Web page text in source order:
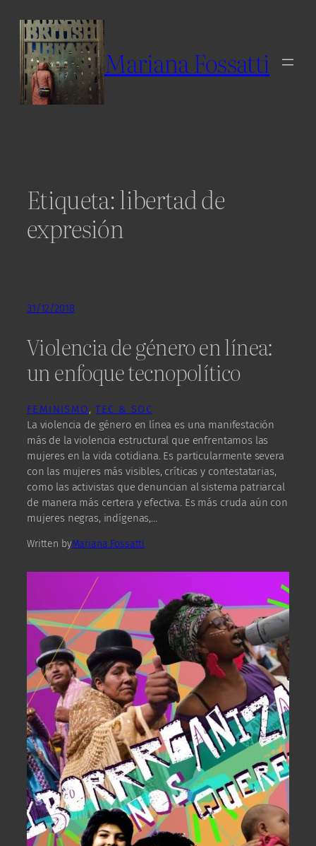
content
Mariana Fossatti
Etiqueta:libertad de
expresión
31/12/2018
Violencia de género en línea:
un enfoque tecnopolítico
FEMINISMO, TEC & SOC
La violencia de género en línea es una manifestación
más de la violencia estructural que enfrentamos las
mujeres en la vida cotidiana. Es particularmente severa
con las mujeres más visibles, críticas y contestatarias,
como las activistas que denuncian al sistema patriarcal
de manera más certera y efectiva. Es más cruda aún con
mujeres negras, indígenas,…
Written byMariana Fossatti